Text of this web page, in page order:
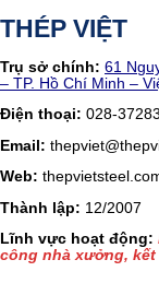
THÉP VIỆT
Trụ sở chính: 61
– TP. Hồ Chí Minh –
Điện thoại: 028-
Email:
Web:
Thành lập: 12/2007
Lĩnh vực hoạt động:
công nhà xưởng,